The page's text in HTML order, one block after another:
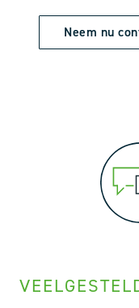
Neem nu